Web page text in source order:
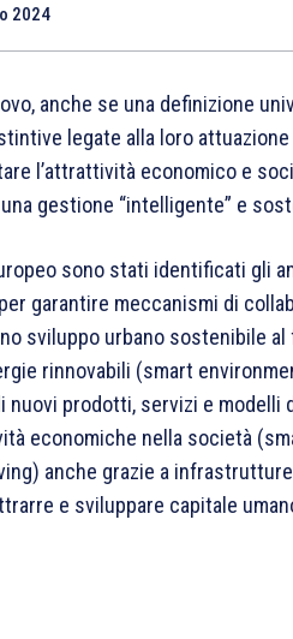
2024
anche se una definizione
legate alla loro
l’attrattività economico e
gestione “intelligente” e
sono stati identificati gli
garantire meccanismi di
sviluppo urbano sostenibile
rinnovabili (smart
prodotti, servizi e modelli
economiche nella società
anche grazie a
e sviluppare capitale